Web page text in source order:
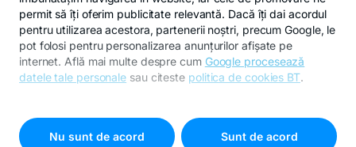
permit să îți oferim publicitate relevantă. Dacă îți dai acordul
pentru utilizarea acestora, partenerii noștri, precum Google, le
pot folosi pentru personalizarea anunțurilor afișate pe
internet. Află mai multe despre cum Google procesează
datele tale personale sau citeste politica de cookies BT.
cookies"
Nu sunt de acord
Sunt de acord